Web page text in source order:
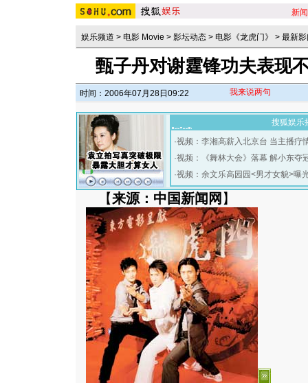
新闻
娱乐频道 > 电影 Movie > 影坛动态 > 电影《龙虎门》 > 最新
甄子丹对谢霆锋功夫表现
时间：2006年07月28日09:22 我来说两句
搜狐娱乐
·视频：李湘高薪入北京台 当主播疗
·视频：《舞林大会》落幕 解小东夺
·视频：余文乐高园园<男才女貌>曝
【来源：中国新闻网 】